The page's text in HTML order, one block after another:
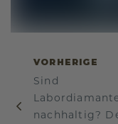
VORHERIGE
Sind
nachhaltig?